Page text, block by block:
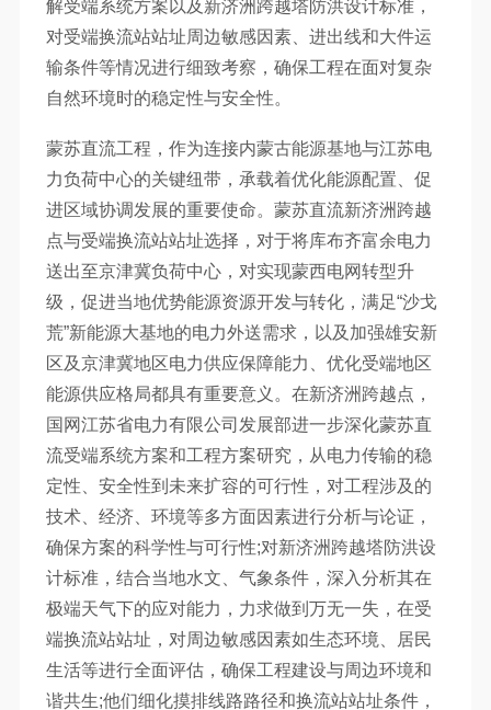
解受端系统方案以及新济洲跨越塔防洪设计标准，
对受端换流站站址周边敏感因素、进出线和大件运
输条件等情况进行细致考察，确保工程在面对复杂
自然环境时的稳定性与安全性。
蒙苏直流工程，作为连接内蒙古能源基地与江苏电
力负荷中心的关键纽带，承载着优化能源配置、促
进区域协调发展的重要使命。蒙苏直流新济洲跨越
点与受端换流站站址选择，对于将库布齐富余电力
送出至京津冀负荷中心，对实现蒙西电网转型升
级，促进当地优势能源资源开发与转化，满足“沙戈
荒”新能源大基地的电力外送需求，以及加强雄安新
区及京津冀地区电力供应保障能力、优化受端地区
能源供应格局都具有重要意义。在新济洲跨越点，
国网江苏省电力有限公司发展部进一步深化蒙苏直
流受端系统方案和工程方案研究，从电力传输的稳
定性、安全性到未来扩容的可行性，对工程涉及的
技术、经济、环境等多方面因素进行分析与论证，
确保方案的科学性与可行性;对新济洲跨越塔防洪设
计标准，结合当地水文、气象条件，深入分析其在
极端天气下的应对能力，力求做到万无一失，在受
端换流站站址，对周边敏感因素如生态环境、居民
生活等进行全面评估，确保工程建设与周边环境和
谐共生;他们细化摸排线路路径和换流站站址条件，